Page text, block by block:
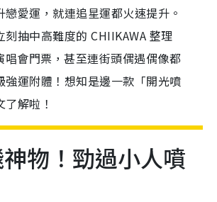
愛運，就連追星運都火速提升。
刻抽中高難度的 CHIIKAWA 整理
唱會門票，甚至連街頭偶遇偶像都
強運附體！想知是邊一款「開光噴
解啦！
物！勁過小人噴